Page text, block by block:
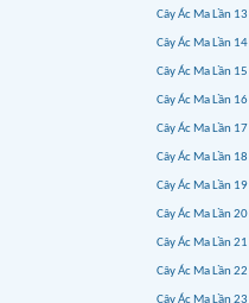
Cây Ác Ma Lần 13
Cây Ác Ma Lần 14
Cây Ác Ma Lần 15
Cây Ác Ma Lần 16
Cây Ác Ma Lần 17
Cây Ác Ma Lần 18
Cây Ác Ma Lần 19
Cây Ác Ma Lần 20
Cây Ác Ma Lần 21
Cây Ác Ma Lần 22
Cây Ác Ma Lần 23